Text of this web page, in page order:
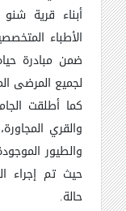
أبناء قرية
الأطباء
ضمن مبادرة
لجميع المرضى
كما أطلقت
والقري
والطيور
حالة.